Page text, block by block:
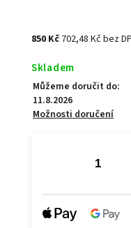
850 Kč 702,48 Kč bez
Skladem
Můžeme doručit do:
11.8.2026
Možnosti doručení